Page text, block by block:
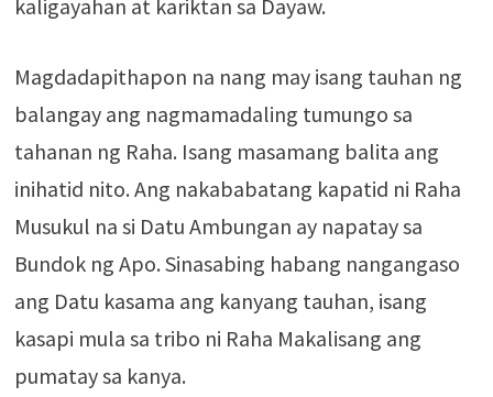
kaligayahan at kariktan sa Dayaw.
Magdadapithapon na nang may isang tauhan ng
balangay ang nagmamadaling tumungo sa
tahanan ng Raha. Isang masamang balita ang
inihatid nito. Ang nakababatang kapatid ni Raha
Musukul na si Datu Ambungan ay napatay sa
Bundok ng Apo. Sinasabing habang nangangaso
ang Datu kasama ang kanyang tauhan, isang
kasapi mula sa tribo ni Raha Makalisang ang
pumatay sa kanya.